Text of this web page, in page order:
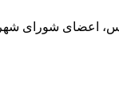
اعضای شورای